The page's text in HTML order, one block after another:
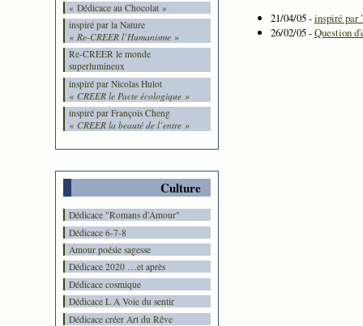
« Dédicace au Chocolat »
inspiré par la Nature
« Re-CREER l’Humanisme »
Re-CREER le monde
superlumineux
inspiré par Nicolas Hulot
« CREER le Pacte écologique »
inspiré par François Cheng
« CREER la beauté de l’entre »
Culture
Dédicace "Romans d'Amour"
Dédicace 6-7-8
Amour poésie sagesse
Dédicace 2020 …et après
Dédicace cosmique
Dédicace L A Voie du sentir
Dédicace créer Art du Rêve
21/04/05 -inspiré par
26/02/05 -Question